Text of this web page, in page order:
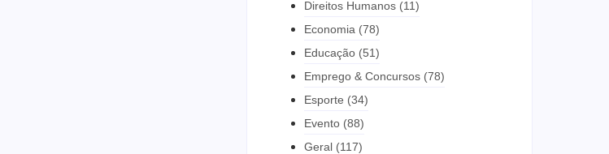
Direitos Humanos (11)
Economia (78)
Educação (51)
Emprego & Concursos (78)
Esporte (34)
Evento (88)
Geral (117)